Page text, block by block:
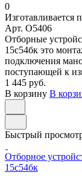
0
Изготавливается
Арт. O5406
Отборные
15с54бк это
подключения
поступающей к
1 445 руб.
В корзину В
Быстрый
Отборное
15с54бк